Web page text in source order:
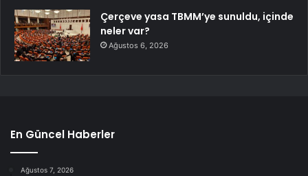
Çerçeve yasa TBMM’ye sunuldu, içinde
neler var?
Ağustos 6, 2026
En Güncel Haberler
Ağustos 7, 2026